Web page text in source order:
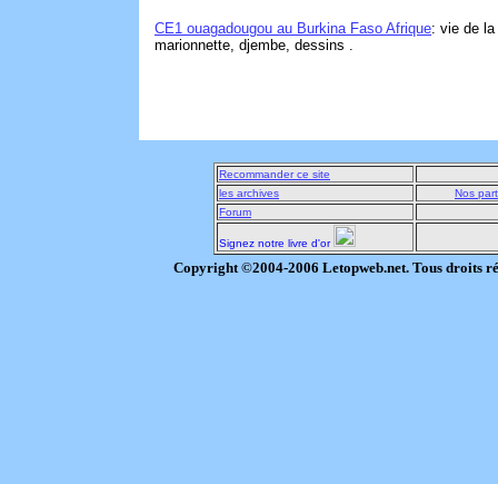
CE1 ouagadougou au Burkina Faso Afrique: vie de
marionnette, djembe, dessins .
Recommander ce site
les archives
Nos
Forum
Signez notre livre d'or
Copyright ©2004-2006 Letopweb.net. Tous droits